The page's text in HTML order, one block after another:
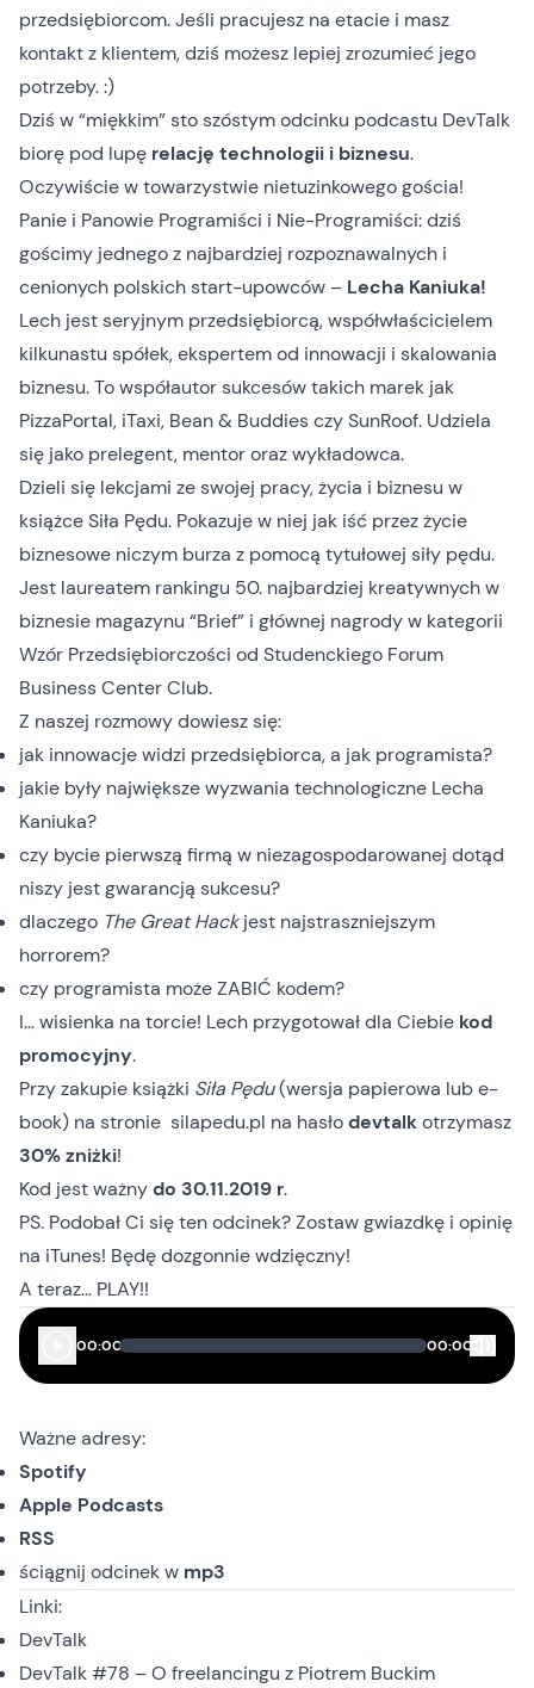
przedsiębiorcom. Jeśli pracujesz na etacie i masz
kontakt z klientem, dziś możesz lepiej zrozumieć jego
potrzeby. :)
Dziś w “miękkim” sto szóstym odcinku podcastu DevTalk
biorę pod lupę relację technologii i biznesu.
Oczywiście w towarzystwie nietuzinkowego gościa!
Panie i Panowie Programiści i Nie-Programiści: dziś
gościmy jednego z najbardziej rozpoznawalnych i
cenionych polskich start-upowców – Lecha Kaniuka!
Lech jest seryjnym przedsiębiorcą, współwłaścicielem
kilkunastu spółek, ekspertem od innowacji i skalowania
biznesu. To współautor sukcesów takich marek jak
PizzaPortal, iTaxi, Bean & Buddies czy SunRoof. Udziela
się jako prelegent, mentor oraz wykładowca.
Dzieli się lekcjami ze swojej pracy, życia i biznesu w
książceSiła Pędu. Pokazuje w niej jak iść przez życie
biznesowe niczym burza z pomocą tytułowej siły pędu.
Jest laureatem rankingu 50. najbardziej kreatywnych w
biznesie magazynu “Brief” i głównej nagrody w kategorii
Wzór Przedsiębiorczości od Studenckiego Forum
Business Center Club.
Z naszej rozmowy dowiesz się:
jak innowacje widzi przedsiębiorca, a jak programista?
jakie były największe wyzwania technologiczne Lecha
Kaniuka?
czy bycie pierwszą firmą w niezagospodarowanej dotąd
niszy jest gwarancją sukcesu?
dlaczego The Great Hackjest najstraszniejszym
horrorem?
czy programista może ZABIĆ kodem?
I… wisienka na torcie! Lech przygotował dla Ciebie kod
promocyjny.
Przy zakupie książki Siła Pędu(wersja papierowa lub e-
book) na stronie silapedu.pl na hasłodevtalkotrzymasz
30% zniżki!
Kod jest ważnydo 30.11.2019 r.
PS. Podobał Ci się ten odcinek? Zostaw gwiazdkę i opinię
na iTunes! Będę dozgonnie wdzięczny!
A teraz… PLAY!!
00:00 00:00
Ważne adresy:
Spotify
Apple Podcasts
RSS
ściągnij odcinekw mp3
Linki:
DevTalk
DevTalk #78 – O freelancingu z Piotrem Buckim